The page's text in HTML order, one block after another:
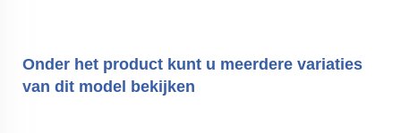
Onder het product kunt u meerdere variaties
van dit model bekijken